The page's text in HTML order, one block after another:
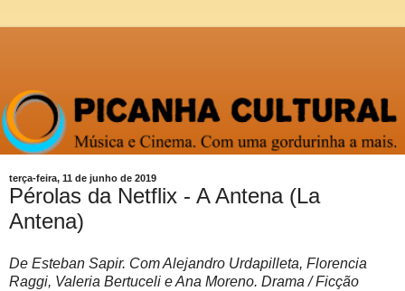
terça-feira, 11 de junho de 2019
Pérolas da Netflix - A Antena (La
Antena)
De Esteban Sapir. Com Alejandro Urdapilleta, Florencia
Raggi, Valeria Bertuceli e Ana Moreno. Drama / Ficção